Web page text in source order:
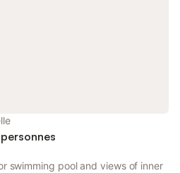
swimming pool and views of inner